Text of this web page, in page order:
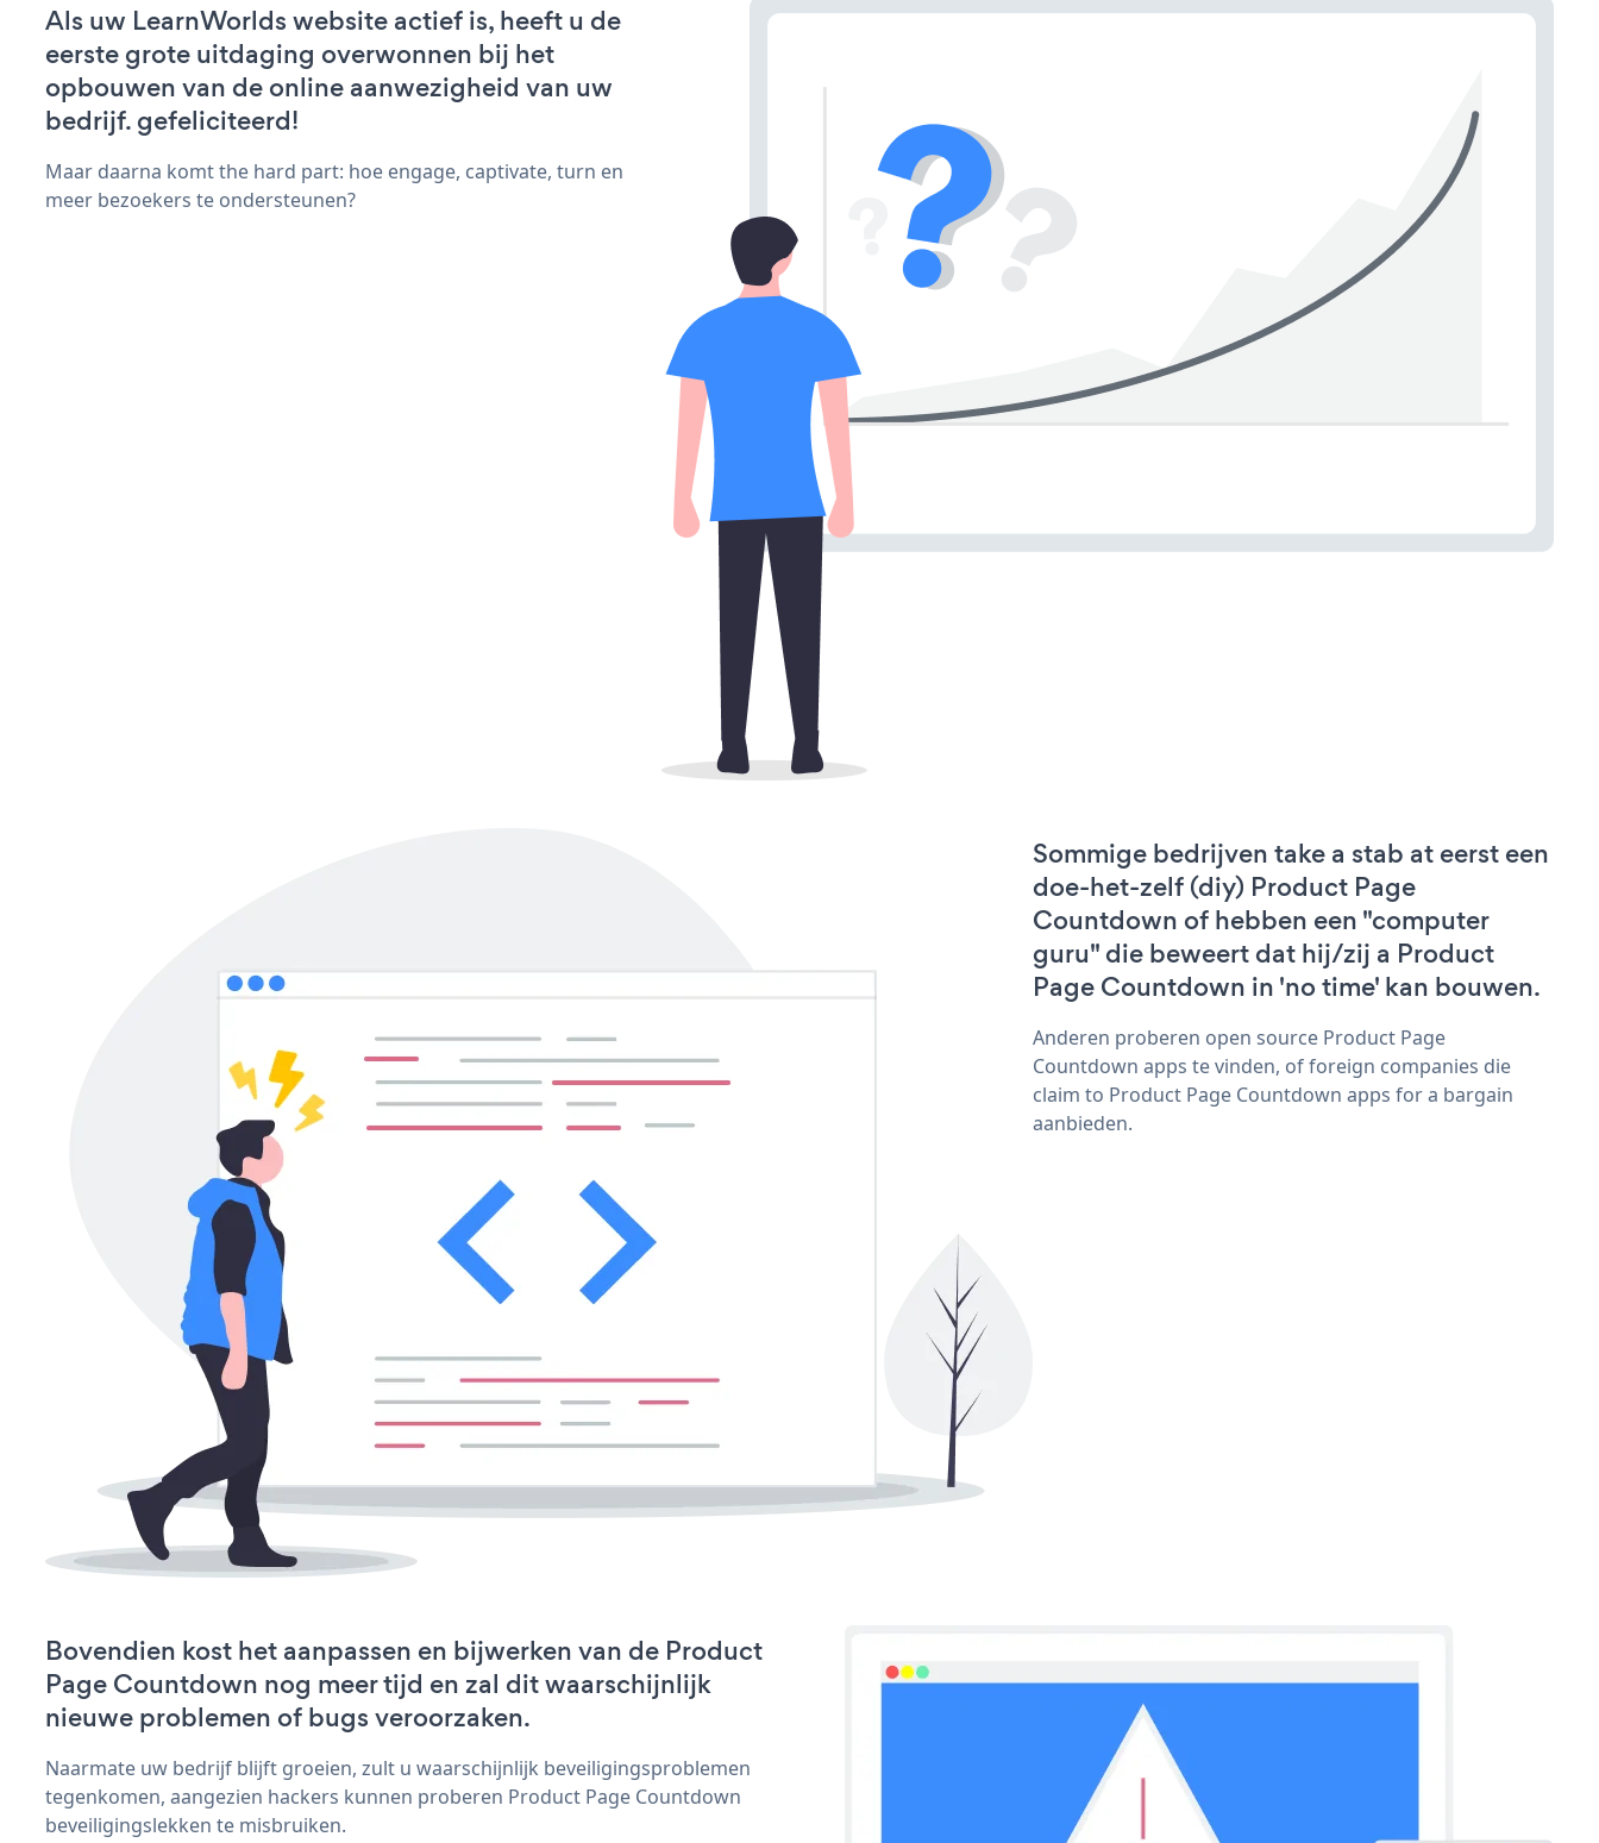
Als uw LearnWorlds website actief is, heeft u de
eerste grote uitdaging overwonnen bij het
opbouwen van de online aanwezigheid van uw
bedrijf. gefeliciteerd!
Maar daarna komt the hard part: hoe engage, captivate, turn en
meer bezoekers te ondersteunen?
Sommige bedrijven take a stab at eerst een
doe-het-zelf (diy) Product Page
Countdown of hebben een "computer
guru" die beweert dat hij/zij a Product
Page Countdown in 'no time' kan bouwen.
Anderen proberen open source Product Page
Countdown apps te vinden, of foreign companies die
claim to Product Page Countdown apps for a bargain
aanbieden.
Bovendien kost het aanpassen en bijwerken van de Product
Page Countdown nog meer tijd en zal dit waarschijnlijk
nieuwe problemen of bugs veroorzaken.
Naarmate uw bedrijf blijft groeien, zult u waarschijnlijk beveiligingsproblemen
tegenkomen, aangezien hackers kunnen proberen Product Page Countdown
beveiligingslekken te misbruiken.